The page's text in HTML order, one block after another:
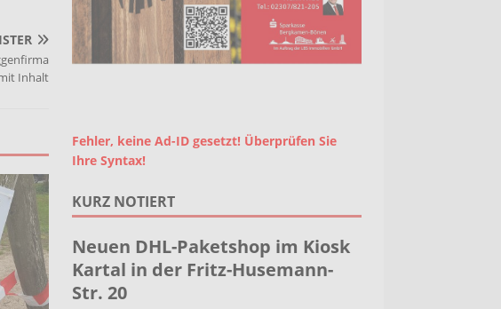
Inhalt
Fehler, keine Ad-ID gesetzt! Überprüfen Sie
Ihre Syntax!
KURZ NOTIERT
Neuen DHL-Paketshop im Kiosk
Kartal in der Fritz-Husemann-
Str. 20